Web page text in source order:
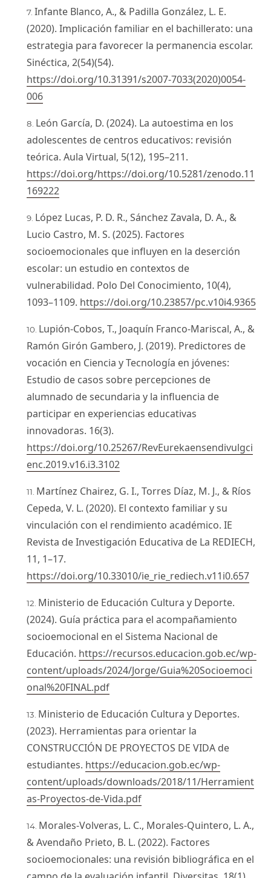
Infante Blanco, A., & Padilla González, L. E.
(2020). Implicación familiar en el bachillerato: una
estrategia para favorecer la permanencia escolar.
Sinéctica, 2(54)(54).
https://doi.org/10.31391/s2007-7033(2020)0054-
006
León García, D. (2024). La autoestima en los
adolescentes de centros educativos: revisión
teórica. Aula Virtual, 5(12), 195–211.
https://doi.org/https://doi.org/10.5281/zenodo.11
169222
López Lucas, P. D. R., Sánchez Zavala, D. A., &
Lucio Castro, M. S. (2025). Factores
socioemocionales que influyen en la deserción
escolar: un estudio en contextos de
vulnerabilidad. Polo Del Conocimiento, 10(4),
1093–1109. https://doi.org/10.23857/pc.v10i4.9365
Lupión-Cobos, T., Joaquín Franco-Mariscal, A., &
Ramón Girón Gambero, J. (2019). Predictores de
vocación en Ciencia y Tecnología en jóvenes:
Estudio de casos sobre percepciones de
alumnado de secundaria y la influencia de
participar en experiencias educativas
innovadoras. 16(3).
https://doi.org/10.25267/RevEurekaensendivulgci
enc.2019.v16.i3.3102
Martínez Chairez, G. I., Torres Díaz, M. J., & Ríos
Cepeda, V. L. (2020). El contexto familiar y su
vinculación con el rendimiento académico. IE
Revista de Investigación Educativa de La REDIECH,
11, 1–17.
https://doi.org/10.33010/ie_rie_rediech.v11i0.657
Ministerio de Educación Cultura y Deporte.
(2024). Guía práctica para el acompañamiento
socioemocional en el Sistema Nacional de
Educación. https://recursos.educacion.gob.ec/wp-
content/uploads/2024/Jorge/Guia%20Socioemoci
onal%20FINAL.pdf
Ministerio de Educación Cultura y Deportes.
(2023). Herramientas para orientar la
CONSTRUCCIÓN DE PROYECTOS DE VIDA de
estudiantes. https://educacion.gob.ec/wp-
content/uploads/downloads/2018/11/Herramient
as-Proyectos-de-Vida.pdf
Morales-Volveras, L. C., Morales-Quintero, L. A.,
& Avendaño Prieto, B. L. (2022). Factores
socioemocionales: una revisión bibliográfica en el